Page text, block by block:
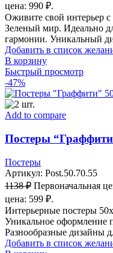
цена: 990 ₽.
Оживите свой интерьер
Зеленый мир. Идеально
гармонии. Уникальный
Добавить в список
В корзину
Быстрый просмотр
-47%
Add to compare
Постеры
Постеры
Артикул: Post.50.70.55
1138₽ Первоначальная
цена: 599 ₽.
Интерьерные постеры
Уникальное оформление
Разнообразные дизайны
Добавить в список